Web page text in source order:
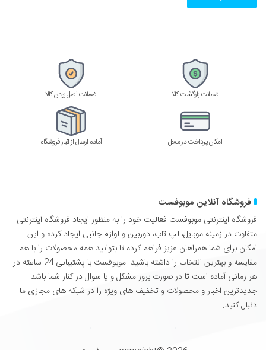
ضمانت بازگشت کالا ضمانت اصل بودن کالا
امکان پرداخت در محل آماده ارسال از انبار فروشگاه
فروشگاه آنلاین موبوفست
فروشگاه اینترنتی موبوفست فعالیت خود را به منظور ایجاد فروشگاه اینترنتی
متفاوت در زمینه موبایل، لپ تاب، دوربین و لوازم جانبی ایجاد کرده و این
امکان برای شما همراهان عزیز فراهم کرده تا بتوانید همه محصولات را با هم
مقایسه و بهترین انتخاب را داشته باشید. موبوفست با پشتیبانی 24 ساعته در
هر زمانی آماده است تا در صورت بروز مشکل و یا سوال در کنار شما باشد.
جدیدترین اخبار و محصولات و تخفیف های ویژه را در شبکه های مجازی ما
دنبال کنید.